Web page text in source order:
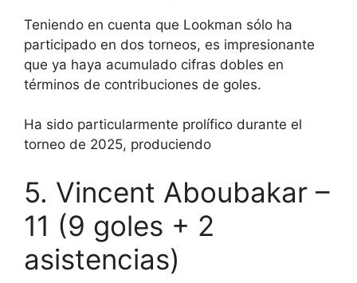
Teniendo en cuenta que Lookman sólo ha
participado en dos torneos, es impresionante
que ya haya acumulado cifras dobles en
términos de contribuciones de goles.
Ha sido particularmente prolífico durante el
torneo de 2025, produciendo
5. Vincent Aboubakar –
11 (9 goles + 2
asistencias)